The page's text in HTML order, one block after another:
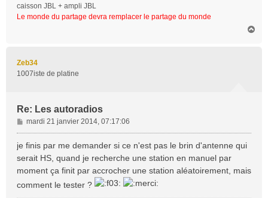
caisson JBL + ampli JBL
Le monde du partage devra remplacer le partage du monde
Zeb34
1007iste de platine
Re: Les autoradios
M
e
s
a
g
e
mardi 21 janvier 2014, 07:17:06
je finis par me demander si ce n'est pas le brin d'antenne qui
serait HS, quand je recherche une station en manuel par
moment ça finit par accrocher une station aléatoirement, mais
comment le tester ?